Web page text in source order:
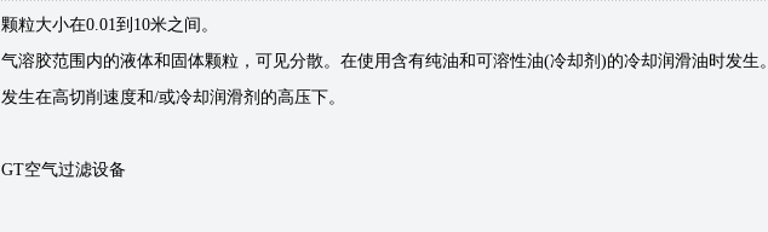
颗粒大小在0.01到10米之间。
气溶胶范围内的液体和固体颗粒，可见分散。在使用含有纯油和可溶性油(冷却剂)的冷却润滑油时发生。
发生在高切削速度和/或冷却润滑剂的高压下。
GT空气过滤设备